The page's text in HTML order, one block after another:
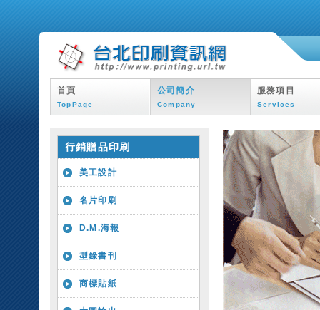
首頁
TopPage
公司簡介
Company
服務項目
Services
行銷贈品印刷
美工設計
名片印刷
D.M.海報
型錄書刊
商標貼紙